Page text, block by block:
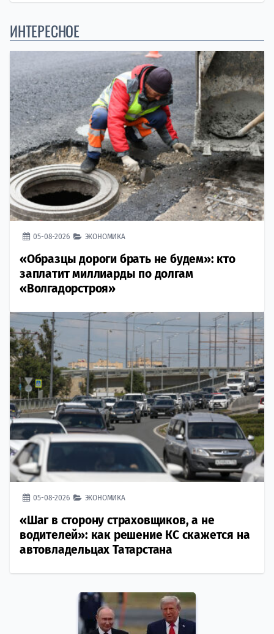
ИНТЕРЕСНОЕ
05-08-2026 ЭКОНОМИКА
«Образцы дороги брать не будем»: кто
заплатит миллиарды по долгам
«Волгадорстроя»
05-08-2026 ЭКОНОМИКА
«Шаг в сторону страховщиков, а не
водителей»: как решение КС скажется на
автовладельцах Татарстана